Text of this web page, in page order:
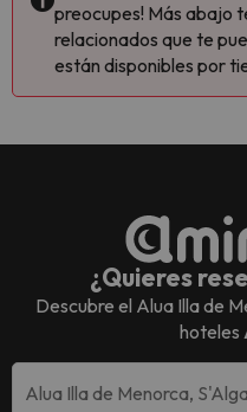
preocupes! Más abajo
relacionados que te
están disponibles por
¿Quieres
Descubre el Alua Illa de
hoteles